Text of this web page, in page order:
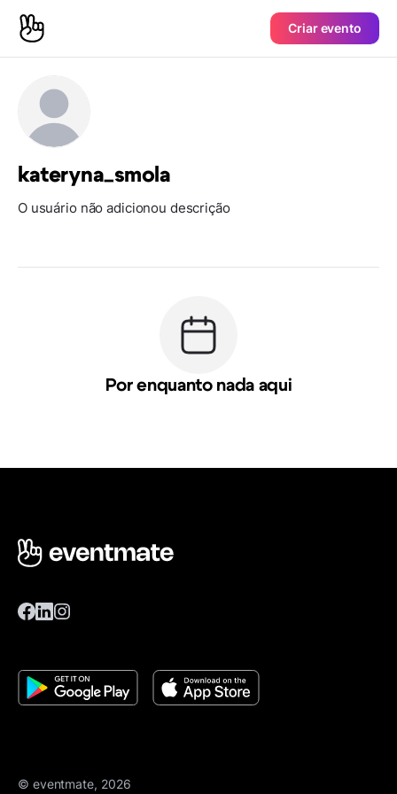
Criar evento
kateryna_smola
O usuário não adicionou descrição
Por enquanto nada aqui
© eventmate, 2026